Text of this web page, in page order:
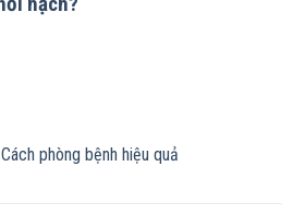
phòng bệnh hiệu quả